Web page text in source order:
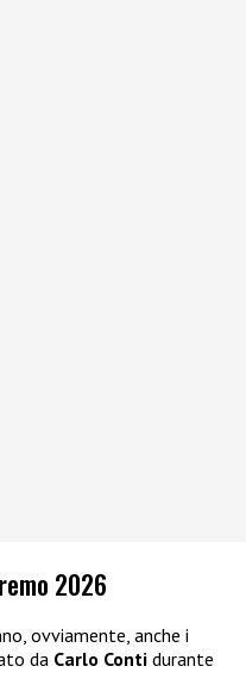
2026
ovviamente, anche i
da Carlo Conti durante